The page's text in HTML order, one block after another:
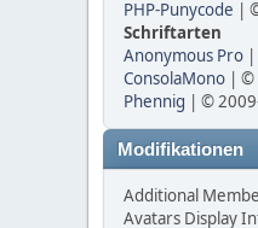
PHP-Punycode |
Schriftarten
Anonymous Pro
ConsolaMono | ©
Phennig | ©
Modifikationen
Additional
Avatars Display